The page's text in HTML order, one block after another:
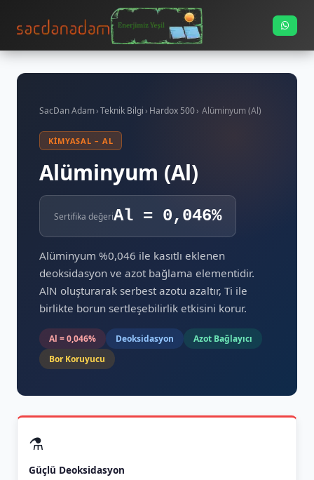
SacDan Adam›Teknik Bilgi› Hardox 500› Alüminyum (Al)
KIMYASAL – AL
Alüminyum (Al)
Sertifika değeriAl = 0,046%
Alüminyum %0,046 ile kasıtlı eklenen
deoksidasyon ve azot bağlama elementidir.
AlN oluşturarak serbest azotu azaltır, Ti ile
birlikte borun sertleşebilirlik etkisini korur.
Al = 0,046% Deoksidasyon
Azot Bağlayıcı
Bor Koruyucu
⚗️
Güçlü Deoksidasyon